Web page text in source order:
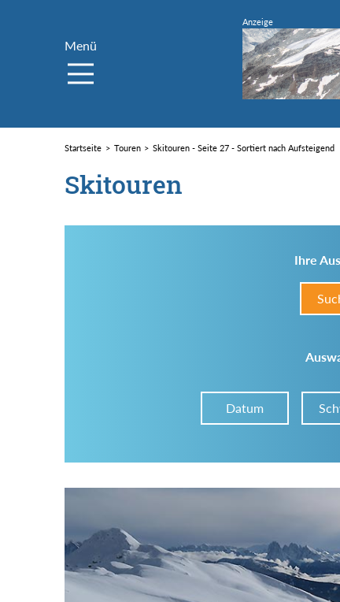
Menü
Startseite Touren Skitouren - Seite 27 - Sortiert nach Aufsteigend
Skitouren
Ihre
Datum
Im Tourenarchiv suchen
Land: